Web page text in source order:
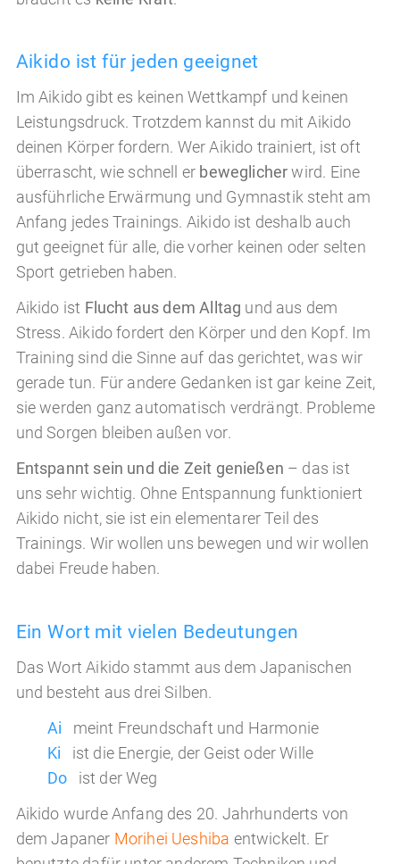
Aikido ist für jeden geeignet
Im Aikido gibt es keinen Wettkampf und keinen
Leistungsdruck. Trotzdem kannst du mit Aikido
deinen Körper fordern. Wer Aikido trainiert, ist oft
überrascht, wie schnell er beweglicher wird. Eine
ausführliche Erwärmung und Gymnastik steht am
Anfang jedes Trainings. Aikido ist deshalb auch
gut geeignet für alle, die vorher keinen oder selten
Sport getrieben haben.
Aikido ist Flucht aus dem Alltag und aus dem
Stress. Aikido fordert den Körper und den Kopf. Im
Training sind die Sinne auf das gerichtet, was wir
gerade tun. Für andere Gedanken ist gar keine Zeit,
sie werden ganz automatisch verdrängt. Probleme
und Sorgen bleiben außen vor.
Entspannt sein und die Zeit genießen – das ist
uns sehr wichtig. Ohne Entspannung funktioniert
Aikido nicht, sie ist ein elementarer Teil des
Trainings. Wir wollen uns bewegen und wir wollen
dabei Freude haben.
Ein Wort mit vielen Bedeutungen
Das Wort Aikido stammt aus dem Japanischen
und besteht aus drei Silben.
Ai meint Freundschaft und Harmonie
Ki ist die Energie, der Geist oder Wille
Do ist der Weg
Aikido wurde Anfang des 20. Jahrhunderts von
dem Japaner Morihei Ueshiba entwickelt. Er